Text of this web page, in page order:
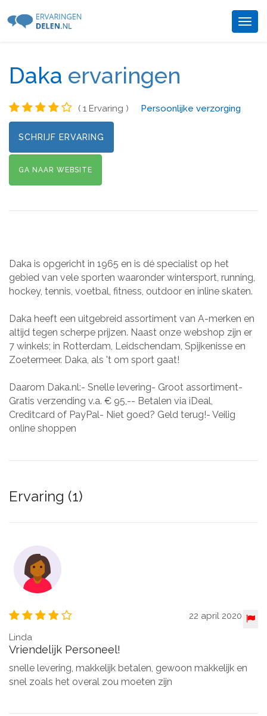
Daka ervaringen
( 1 Ervaring ) Persoonlijke verzorging
SCHRIJF ERVARING
GA NAAR WEBSITE
Daka is opgericht in 1965 en is dé specialist op het
gebied van vele sporten waaronder wintersport, running,
hockey, tennis, voetbal, fitness, outdoor en inline skaten.
Daka heeft een uitgebreid assortiment van A-merken en
altijd tegen scherpe prijzen. Naast onze webshop zijn er
7 winkels; in Rotterdam, Leidschendam, Spijkenisse en
Zoetermeer. Daka, als 't om sport gaat!
Daarom Daka.nl:- Snelle levering- Groot assortiment-
Gratis verzending v.a. € 95,-- Betalen via iDeal,
Creditcard of PayPal- Niet goed? Geld terug!- Veilig
online shoppen
Ervaring (1)
22 april 2020
Linda
Vriendelijk Personeel!
snelle levering, makkelijk betalen, gewoon makkelijk en
snel zoals het overal zou moeten zijn